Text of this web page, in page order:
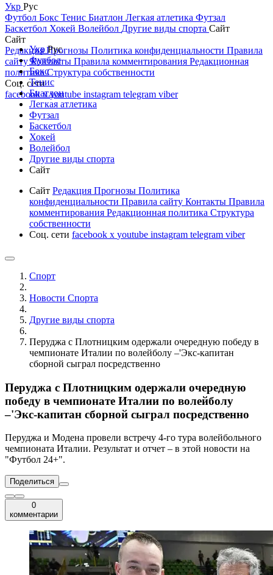
Укр Рус
Футбол Бокс Тенис Биатлон Легкая атлетика Футзал
Баскетбол Хокей Волейбол Другие виды спорта Сайт
Сайт
РедакцияПрогнозы Политика конфиденциальности Правила
сайтуКонтакты Правила комментирования Редакционная
политикаСтруктура собственности
Соц. сети
facebookxyoutube instagram telegram viber
УкрРус
Футбол
Бокс
Тенис
Биатлон
Легкая атлетика
Футзал
Баскетбол
Хокей
Волейбол
Другие виды спорта
Сайт
Сайт Редакция Прогнозы Политика
конфиденциальности Правила сайту Контакты Правила
комментирования Редакционная политика Структура
собственности
Соц. сети facebook x youtube instagram telegram viber
Спорт
Новости Cпорта
Другие виды спорта
Перуджа с Плотницким одержали очередную победу в
чемпионате Италии по волейболу –'Экс-капитан
сборной сыграл посредственно
Перуджа с Плотницким одержали очередную
победу в чемпионате Италии по волейболу
–'Экс-капитан сборной сыграл посредственно
Перуджа и Модена провели встречу 4-го тура волейбольного
чемпионата Италии. Результат и отчет – в этой новости на
"Футбол 24+".
Поделиться
0
комментарии